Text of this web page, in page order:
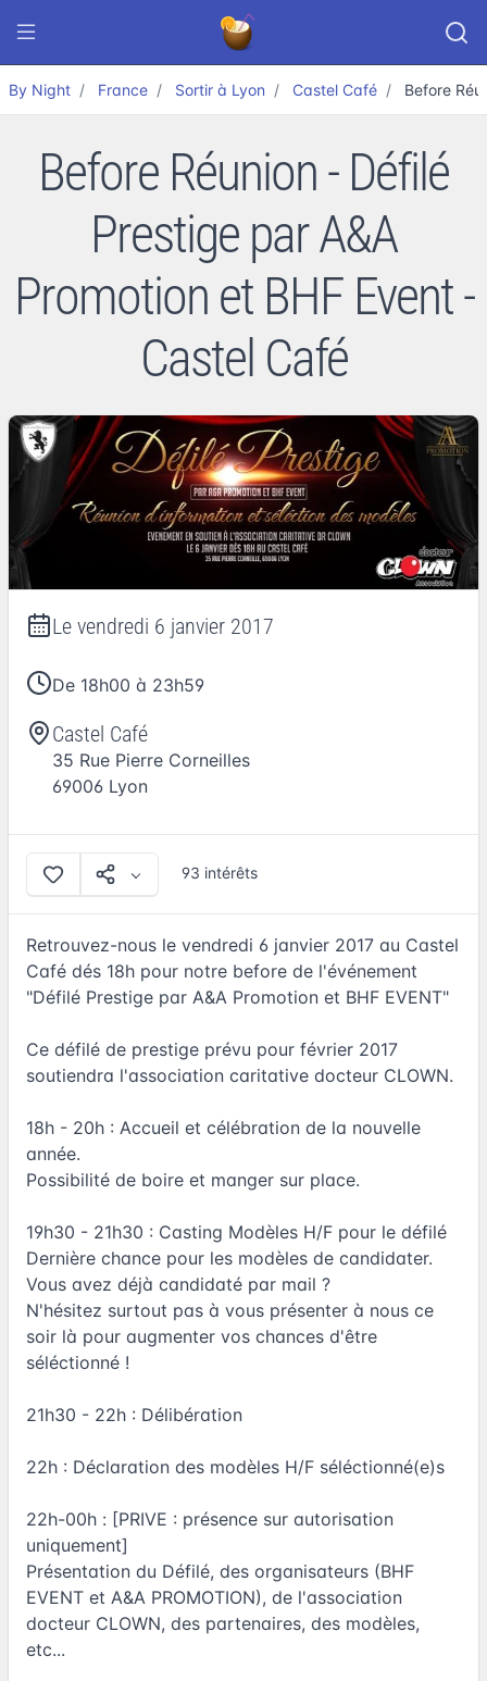
By Night France Sortir à Lyon Castel Café Before
Before Réunion - Défilé
Prestige par A&A
Promotion et BHF Event -
Castel Café
Le vendredi 6 janvier 2017
De 18h00 à 23h59
Castel Café
35 Rue Pierre Corneilles
69006 Lyon
93 intérêts
Retrouvez-nous le vendredi 6 janvier 2017 au Castel
Café dés 18h pour notre before de l'événement
"Défilé Prestige par A&A Promotion et BHF EVENT"
Ce défilé de prestige prévu pour février 2017
soutiendra l'association caritative docteur CLOWN.
18h - 20h : Accueil et célébration de la nouvelle
année.
Possibilité de boire et manger sur place.
19h30 - 21h30 : Casting Modèles H/F pour le défilé
Dernière chance pour les modèles de candidater.
Vous avez déjà candidaté par mail ?
N'hésitez surtout pas à vous présenter à nous ce
soir là pour augmenter vos chances d'être
séléctionné !
21h30 - 22h : Délibération
22h : Déclaration des modèles H/F séléctionné(e)s
22h-00h : [PRIVE : présence sur autorisation
uniquement]
Présentation du Défilé, des organisateurs (BHF
EVENT et A&A PROMOTION), de l'association
docteur CLOWN, des partenaires, des modèles,
etc...